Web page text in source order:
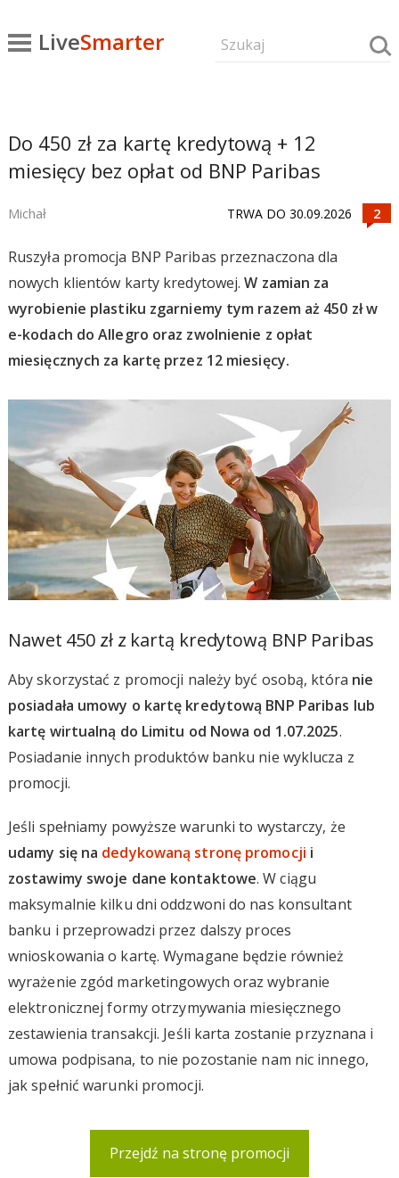
LiveSmarter
Do 450 zł za kartę kredytową + 12
miesięcy bez opłat od BNP Paribas
Michał TRWA DO 30.09.2026
Ruszyła promocja BNP Paribas przeznaczona dla
nowych klientów karty kredytowej.W zamian za
wyrobienie plastiku zgarniemy tym razem aż 450 zł w
e-kodach do Allegro oraz zwolnienie z opłat
miesięcznych za kartę przez 12 miesięcy.
Nawet 450 zł z kartą kredytową BNP Paribas
Aby skorzystać z promocji należy być osobą, która nie
posiadała umowy o kartę kredytową BNP Paribas lub
kartę wirtualną do Limitu od Nowa od 1.07.2025.
Posiadanie innych produktów banku nie wyklucza z
promocji.
Jeśli spełniamy powyższe warunki to wystarczy, że
udamy się na dedykowaną stronę promocji i
zostawimy swoje dane kontaktowe. W ciągu
maksymalnie kilku dni oddzwoni do nas konsultant
banku i przeprowadzi przez dalszy proces
wnioskowania o kartę. Wymagane będzie również
wyrażenie zgód marketingowych oraz wybranie
elektronicznej formy otrzymywania miesięcznego
zestawienia transakcji. Jeśli karta zostanie przyznana i
umowa podpisana, to nie pozostanie nam nic innego,
jak spełnić warunki promocji.
Przejdź na stronę promocji